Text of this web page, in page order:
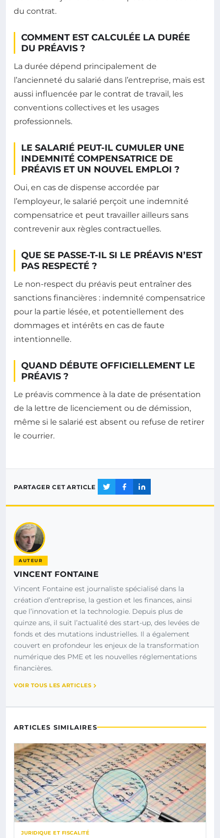
du contrat.
COMMENT EST CALCULÉE LA DURÉE
DU PRÉAVIS ?
La durée dépend principalement de
l’ancienneté du salarié dans l’entreprise, mais est
aussi influencée par le contrat de travail, les
conventions collectives et les usages
professionnels.
LE SALARIÉ PEUT-IL CUMULER UNE
INDEMNITÉ COMPENSATRICE DE
PRÉAVIS ET UN NOUVEL EMPLOI ?
Oui, en cas de dispense accordée par
l’employeur, le salarié perçoit une indemnité
compensatrice et peut travailler ailleurs sans
contrevenir aux règles contractuelles.
QUE SE PASSE-T-IL SI LE PRÉAVIS N’EST
PAS RESPECTÉ ?
Le non-respect du préavis peut entraîner des
sanctions financières : indemnité compensatrice
pour la partie lésée, et potentiellement des
dommages et intérêts en cas de faute
intentionnelle.
QUAND DÉBUTE OFFICIELLEMENT LE
PRÉAVIS ?
Le préavis commence à la date de présentation
de la lettre de licenciement ou de démission,
même si le salarié est absent ou refuse de retirer
le courrier.
PARTAGER CET ARTICLE
AUTEUR
VINCENT FONTAINE
Vincent Fontaine est journaliste spécialisé dans la
création d’entreprise, la gestion et les finances, ainsi
que l’innovation et la technologie. Depuis plus de
quinze ans, il suit l’actualité des start-up, des levées de
fonds et des mutations industrielles. Il a également
couvert en profondeur les enjeux de la transformation
numérique des PME et les nouvelles réglementations
financières.
VOIR TOUS LES ARTICLES
ARTICLES SIMILAIRES
JURIDIQUE ET FISCALITÉ